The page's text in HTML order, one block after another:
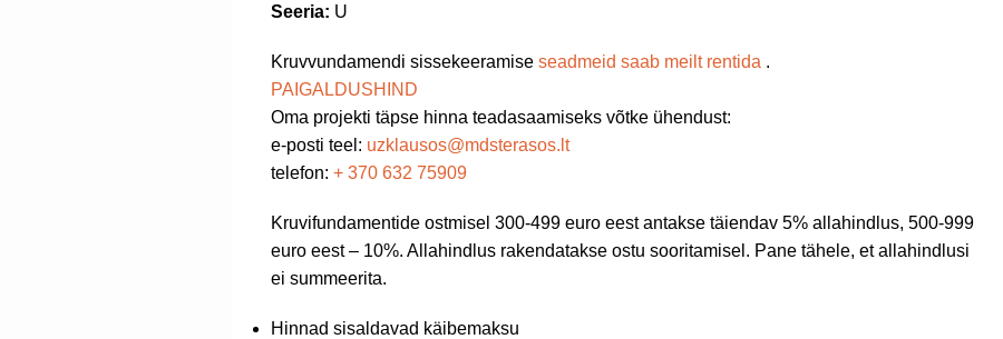
Seeria: U
Kruvvundamendi sissekeeramise seadmeid saab meilt rentida .
PAIGALDUSHIND
Oma projekti täpse hinna teadasaamiseks võtke ühendust:
e-posti teel: uzklausos@mdsterasos.lt
telefon: + 370 632 75909
Kruvifundamentide ostmisel 300-499 euro eest antakse täiendav 5% allahindlus, 500-999
euro eest – 10%. Allahindlus rakendatakse ostu sooritamisel. Pane tähele, et allahindlusi
ei summeerita.
Hinnad sisaldavad käibemaksu